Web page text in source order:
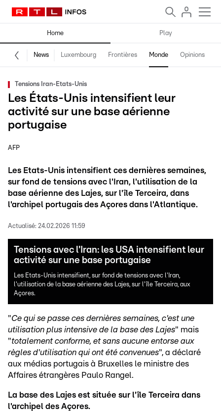
Home Play
News Luxembourg Frontières Monde Opinions
Tensions Iran-Etats-Unis
Les États-Unis intensifient leur
activité sur une base aérienne
portugaise
AFP
Les Etats-Unis intensifient ces dernières semaines,
sur fond de tensions avec l'Iran, l'utilisation de la
base aérienne des Lajes, sur l'île Terceira, dans
l'archipel portugais des Açores dans l'Atlantique.
Actualisé: 24.02.2026 11:59
Tensions avec l'Iran: les USA intensifient leur
activité sur une base portugaise
Les Etats-Unis intensifient, sur fond de tensions avec l'Iran,
l'utilisation de la base aérienne des Lajes, sur l'île Terceira, aux
Açores.
"Ce qui se passe ces dernières semaines, c'est une
utilisation plus intensive de la base des Lajes" mais
"totalement conforme, et sans aucune entorse aux
règles d'utilisation qui ont été convenues", a déclaré
aux médias portugais à Bruxelles le ministre des
Affaires étrangères Paulo Rangel.
La base des Lajes est située sur l'île Terceira dans
l'archipel des Açores.